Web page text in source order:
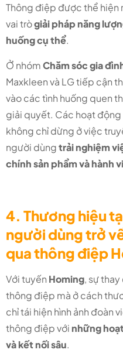
Thông điệp được thể hiện
vai trògiải pháp năng
huống cụ thể.
Ở nhómChăm sóc gia
Maxkleen và LG tiếp cận
vào các tình huống quen
giải quyết. Các hoạt động
không chỉ dừng ở việc
người dùngtrải nghiệm
chính sản phẩm và hành
4. Thương hiệu
người dùng trở
qua thông điệp
Với tuyến Homing, sự
thông điệp mà ở cách
chỉ tái hiện hình ảnh đoàn
thông điệp với những
và kết nối sâu.